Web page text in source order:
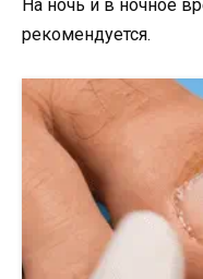
На ночь и в ночное
рекомендуется.